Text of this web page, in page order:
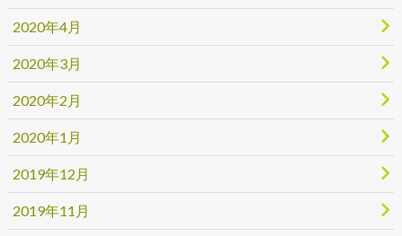
2020年4月
2020年3月
2020年2月
2020年1月
2019年12月
2019年11月